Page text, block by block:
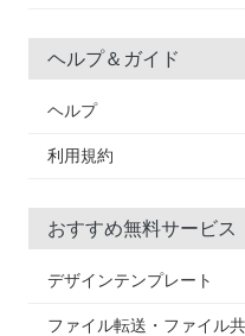
ヘルプ＆ガイド
ヘルプ
利用規約
おすすめ無料サービス
デザインテンプレート
ファイル転送・ファイル